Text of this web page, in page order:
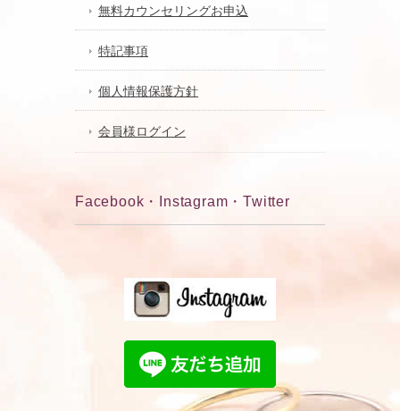
無料カウンセリングお申込
特記事項
個人情報保護方針
会員様ログイン
Facebook・Instagram・Twitter